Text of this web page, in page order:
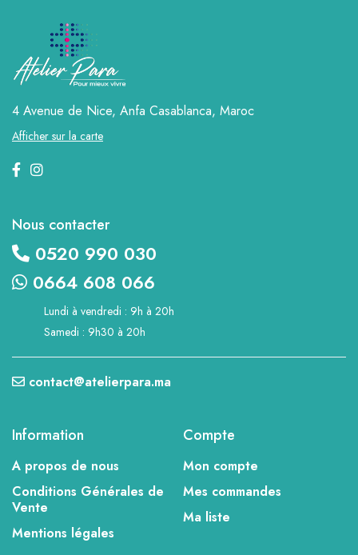
4 Avenue de Nice, Anfa Casablanca, Maroc
Afficher sur la carte
Nous contacter
0520 990 030
0664 608 066
Lundi à vendredi : 9h à 20h
Samedi : 9h30 à 20h
contact@atelierpara.ma
Information
A propos de nous
Conditions Générales de
Vente
Mentions légales
Compte
Mon compte
Mes commandes
Ma liste